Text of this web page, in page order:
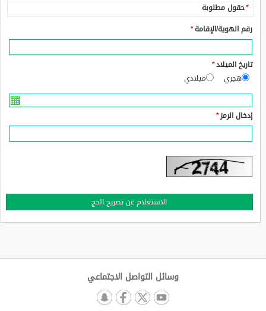
*حقول مطلوبة
رقم الهوية/الإقامة*
تاريخ الميلاد*
هجري
ميلادي
إدخال الرمز*
وسائل التواصل الاجتماعي